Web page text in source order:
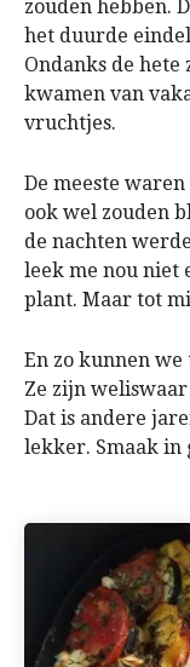
zouden hebben.
het duurde
Ondanks de
kwamen van
vruchtjes.
De meeste
ook wel zouden
de nachten
leek me nou niet
plant. Maar tot
En zo kunnen we
Ze zijn
Dat is andere
lekker. Smaak in